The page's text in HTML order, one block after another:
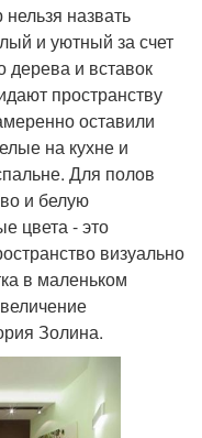
назвать
и уютный за счет
дерева и вставок
пространству
оставили
на кухне и
Для полов
и белую
цвета - это
визуально
в маленьком
Золина.